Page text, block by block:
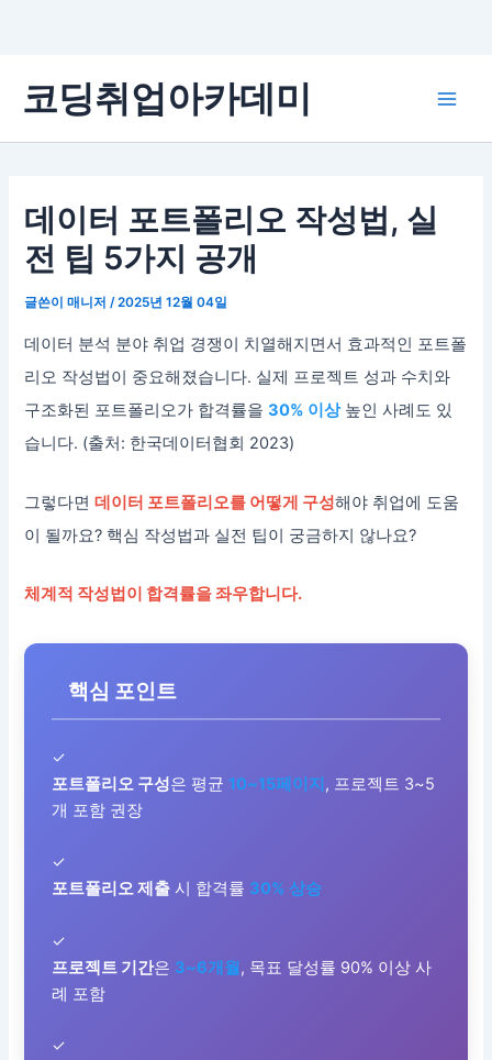
로
코딩취업아카데미
데이터 포트폴리오 작성법, 실
전 팁 5가지 공개
글쓴이매니저 /2025년 12월 04일
데이터 분석 분야 취업 경쟁이 치열해지면서 효과적인 포트폴
리오 작성법이 중요해졌습니다. 실제 프로젝트 성과 수치와
구조화된 포트폴리오가 합격률을30% 이상높인 사례도 있
습니다. (출처: 한국데이터협회 2023)
그렇다면데이터 포트폴리오를 어떻게 구성해야 취업에 도움
이 될까요? 핵심 작성법과 실전 팁이 궁금하지 않나요?
체계적 작성법이 합격률을 좌우합니다.
핵심 포인트
✓
포트폴리오 구성은 평균 10~15페이지 , 프로젝트 3~5
개 포함 권장
✓
포트폴리오 제출 시 합격률 30% 상승
✓
프로젝트 기간은 3~6개월 , 목표 달성률 90% 이상 사
례 포함
✓